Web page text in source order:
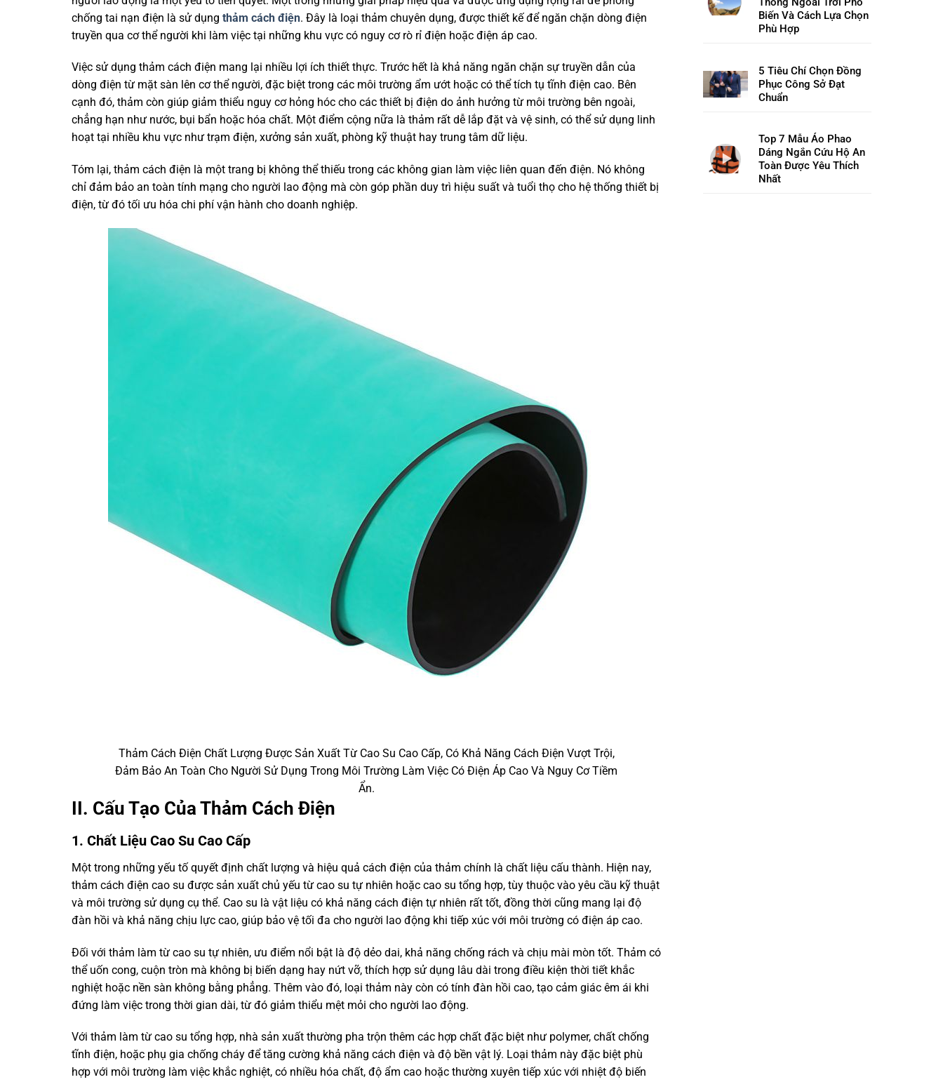
chống tai nạn điện là sử dụng thảm cách điện. Đây là loại thảm chuyên dụng, được thiết kế để ngăn chặn dòng điện
truyền qua cơ thể người khi làm việc tại những khu vực có nguy cơ rò rỉ điện hoặc điện áp cao.
Việc sử dụng thảm cách điện mang lại nhiều lợi ích thiết thực. Trước hết là khả năng ngăn chặn sự truyền dẫn của
dòng điện từ mặt sàn lên cơ thể người, đặc biệt trong các môi trường ẩm ướt hoặc có thể tích tụ tĩnh điện cao. Bên
cạnh đó, thảm còn giúp giảm thiểu nguy cơ hỏng hóc cho các thiết bị điện do ảnh hưởng từ môi trường bên ngoài,
chẳng hạn như nước, bụi bẩn hoặc hóa chất. Một điểm cộng nữa là thảm rất dễ lắp đặt và vệ sinh, có thể sử dụng linh
hoạt tại nhiều khu vực như trạm điện, xưởng sản xuất, phòng kỹ thuật hay trung tâm dữ liệu.
Tóm lại, thảm cách điện là một trang bị không thể thiếu trong các không gian làm việc liên quan đến điện. Nó không
chỉ đảm bảo an toàn tính mạng cho người lao động mà còn góp phần duy trì hiệu suất và tuổi thọ cho hệ thống thiết bị
điện, từ đó tối ưu hóa chi phí vận hành cho doanh nghiệp.
Thảm Cách Điện Chất Lượng Được Sản Xuất Từ Cao Su Cao Cấp, Có Khả Năng Cách Điện Vượt Trội,
Đảm Bảo An Toàn Cho Người Sử Dụng Trong Môi Trường Làm Việc Có Điện Áp Cao Và Nguy Cơ Tiềm
Ẩn.
II. Cấu Tạo Của Thảm Cách Điện
1. Chất Liệu Cao Su Cao Cấp
Một trong những yếu tố quyết định chất lượng và hiệu quả cách điện của thảm chính là chất liệu cấu thành. Hiện nay,
thảm cách điện cao su được sản xuất chủ yếu từ cao su tự nhiên hoặc cao su tổng hợp, tùy thuộc vào yêu cầu kỹ thuật
và môi trường sử dụng cụ thể. Cao su là vật liệu có khả năng cách điện tự nhiên rất tốt, đồng thời cũng mang lại độ
đàn hồi và khả năng chịu lực cao, giúp bảo vệ tối đa cho người lao động khi tiếp xúc với môi trường có điện áp cao.
Đối với thảm làm từ cao su tự nhiên, ưu điểm nổi bật là độ dẻo dai, khả năng chống rách và chịu mài mòn tốt. Thảm có
thể uốn cong, cuộn tròn mà không bị biến dạng hay nứt vỡ, thích hợp sử dụng lâu dài trong điều kiện thời tiết khắc
nghiệt hoặc nền sàn không bằng phẳng. Thêm vào đó, loại thảm này còn có tính đàn hồi cao, tạo cảm giác êm ái khi
đứng làm việc trong thời gian dài, từ đó giảm thiểu mệt mỏi cho người lao động.
Với thảm làm từ cao su tổng hợp, nhà sản xuất thường pha trộn thêm các hợp chất đặc biệt như polymer, chất chống
tĩnh điện, hoặc phụ gia chống cháy để tăng cường khả năng cách điện và độ bền vật lý. Loại thảm này đặc biệt phù
hợp với môi trường làm việc khắc nghiệt, có nhiều hóa chất, độ ẩm cao hoặc thường xuyên tiếp xúc với nhiệt độ biến
Biến Và Cách Lựa Chọn
Phù Hợp
5 Tiêu Chí Chọn Đồng
Phục Công Sở Đạt
Chuẩn
Top 7 Mẫu Áo Phao
Dáng Ngắn Cứu Hộ An
Toàn Được Yêu Thích
Nhất